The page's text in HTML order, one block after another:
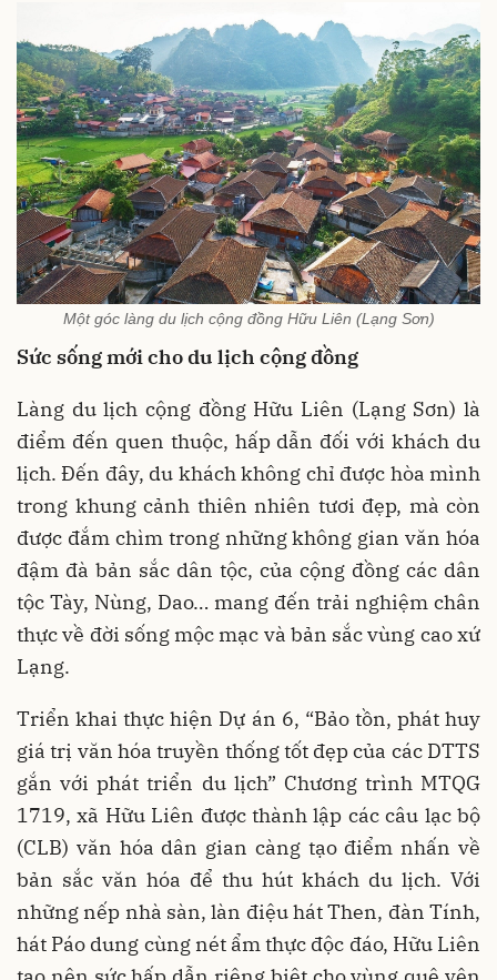
Một góc làng du lịch cộng đồng Hữu Liên (Lạng Sơn)
Sức sống mới cho du lịch cộng đồng
Làng du lịch cộng đồng Hữu Liên (Lạng Sơn) là
điểm đến quen thuộc, hấp dẫn đối với khách du
lịch. Đến đây, du khách không chỉ được hòa mình
trong khung cảnh thiên nhiên tươi đẹp, mà còn
được đắm chìm trong những không gian văn hóa
đậm đà bản sắc dân tộc, của cộng đồng các dân
tộc Tày, Nùng, Dao… mang đến trải nghiệm chân
thực về đời sống mộc mạc và bản sắc vùng cao xứ
Lạng.
Triển khai thực hiện Dự án 6, “Bảo tồn, phát huy
giá trị văn hóa truyền thống tốt đẹp của các DTTS
gắn với phát triển du lịch” Chương trình MTQG
1719, xã Hữu Liên được thành lập các câu lạc bộ
(CLB) văn hóa dân gian càng tạo điểm nhấn về
bản sắc văn hóa để thu hút khách du lịch. Với
những nếp nhà sàn, làn điệu hát Then, đàn Tính,
hát Páo dung cùng nét ẩm thực độc đáo, Hữu Liên